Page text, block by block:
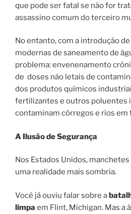
que pode ser fatal se não for
assassino comum do terceiro
No entanto, com a introdução
modernas de saneamento de
problema: envenenamento
de doses não letais de
dos produtos químicos
fertilizantes e outros poluentes
contaminam córregos e rios em
A Ilusão de Segurança
Nos Estados Unidos,
uma realidade mais sombria.
Você já ouviu falar sobre a
limpa em Flint, Michigan. Mas a